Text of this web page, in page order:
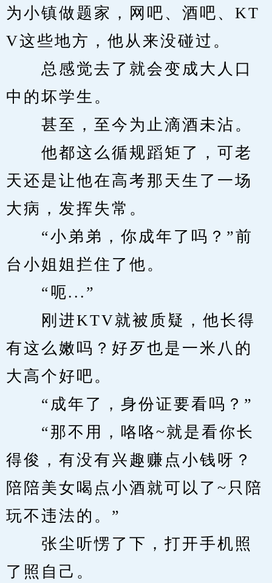
为小镇做题家，网吧、酒吧、KT
V这些地方，他从来没碰过。
总感觉去了就会变成大人口
中的坏学生。
甚至，至今为止滴酒未沾。
他都这么循规蹈矩了，可老
天还是让他在高考那天生了一场
大病，发挥失常。
“小弟弟，你成年了吗？”前
台小姐姐拦住了他。
“呃...”
刚进KTV就被质疑，他长得
有这么嫩吗？好歹也是一米八的
大高个好吧。
“成年了，身份证要看吗？”
“那不用，咯咯~就是看你长
得俊，有没有兴趣赚点小钱呀？
陪陪美女喝点小酒就可以了~只陪
玩不违法的。”
张尘听愣了下，打开手机照
了照自己。